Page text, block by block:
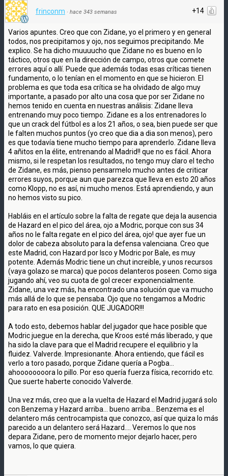
+14
frinconm · hace 343 semanas
Varios apuntes. Creo que con Zidane, yo el primero y en general
todos, nos precipitamos y ojo, nos seguimos precipitando. Me
explico. Se ha dicho muuuucho que Zidane no es bueno en lo
táctico, otros que en la dirección de campo, otros que comete
errores aquí o allí. Puede que además todas esas críticas tienen
fundamento, o lo tenían en el momento en que se hicieron. El
problema es que toda esa crítica se ha olvidado de algo muy
importante, a pasado por alto una cosa que por ser Zidane no
hemos tenido en cuenta en nuestras análisis: Zidane lleva
entrenando muy poco tiempo. Zidane es a los entrenadores lo
que un crack del fútbol es a los 21 años, o sea, bien puede ser que
le falten muchos puntos (yo creo que dia a dia son menos), pero
es que todavía tiene mucho tiempo para aprenderlo. Zidane lleva
4 añitos en la élite, entrenando al Madrid!! que no es fácil. Ahora
mismo, si le respetan los resultados, no tengo muy claro el techo
de Zidane, es más, pienso pensarmelo mucho antes de criticar
errores suyos, porque aun que parezca que lleva en esto 20 años
como Klopp, no es así, ni mucho menos. Está aprendiendo, y aun
no hemos visto su pico.
Habláis en el artículo sobre la falta de regate que deja la ausencia
de Hazard en el pico del área, ojo a Modric, porque con sus 34
años no le falta regate en el pico del área, ojo! que ayer fue un
dolor de cabeza absoluto para la defensa valenciana. Creo que
este Madrid, con Hazard por Isco y Modric por Bale, es muy
potente. Además Modric tiene un chut increible, y unos recursos
(vaya golazo se marca) que pocos delanteros poseen. Como siga
jugando ahí, veo su cuota de gol crecer exponencialmente.
Zidane, una vez más, ha encontrado una solución que va mucho
más allá de lo que se pensaba. Ojo que no tengamos a Modric
para rato en esa posición. QUE JUGADOR!!!
A todo esto, debemos hablar del jugador que hace posible que
Modric juegue en la derecha, que Kroos esté más liberado, y que
ha sido la clave para que el Madrid recupere el equilibrio y la
fluidez. Valverde. Impresionante. Ahora entiendo, que fácil es
verlo a toro pasado, porque Zidane quería a Pogba...
ahoooooooora lo pillo. Por eso quería fuerza física, recorrido etc.
Que suerte haberte conocido Valverde.
Una vez más, creo que a la vuelta de Hazard el Madrid jugará solo
con Benzema y Hazard arriba... bueno arriba... Benzema es el
delantero más centrocampista que conozco, así que quiza lo más
parecido a un delantero será Hazard.... Veremos lo que nos
depara Zidane, pero de momento mejor dejarlo hacer, pero
vamos, lo que quiera.